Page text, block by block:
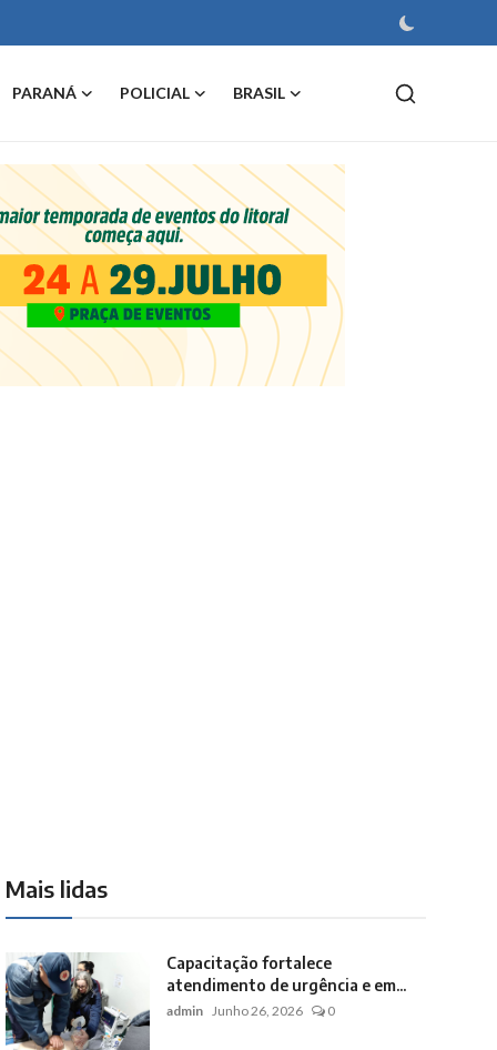
PARANÁ POLICIAL BRASIL
Mais lidas
Capacitação fortalece
atendimento de urgência e em...
admin Junho 26, 2026 0